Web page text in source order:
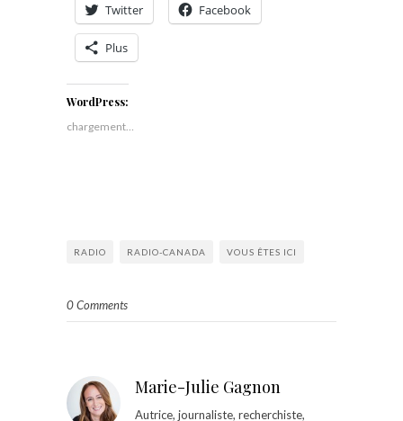
Twitter Facebook
Plus
WordPress:
chargement…
RADIO RADIO-CANADA VOUS ÊTES ICI
0 Comments
Marie-Julie Gagnon
Autrice, journaliste, recherchiste,